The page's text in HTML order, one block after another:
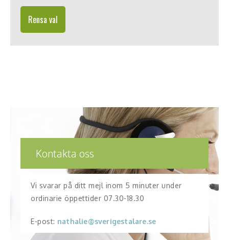
Rensa val
Kontakta oss
Vi svarar på ditt mejl inom 5 minuter under
ordinarie öppettider 07.30-18.30
E-post: nathalie@sverigestalare.se